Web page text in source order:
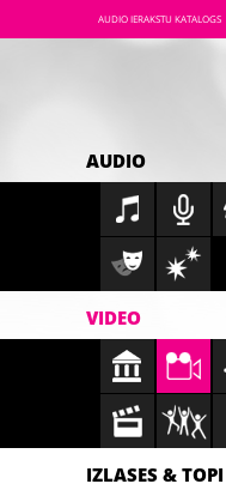
AUDIO IERAKSTU KATALOGS
AUDIO
VIDEO
IZLASES & TOPI